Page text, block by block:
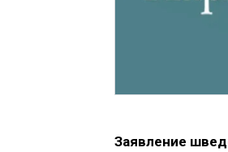
Заявление